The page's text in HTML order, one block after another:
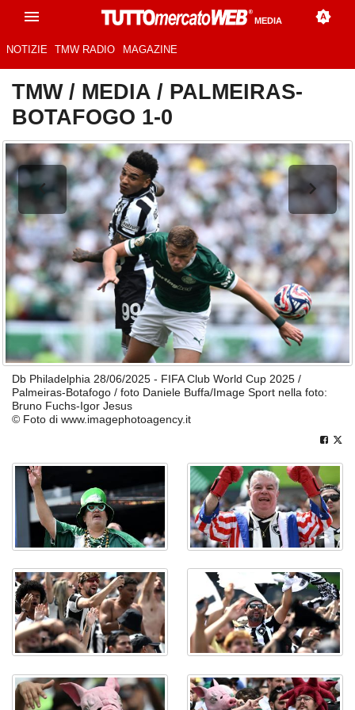
MEDIA
NOTIZIE TMW RADIO MAGAZINE
TMW/ MEDIA / PALMEIRAS-
BOTAFOGO 1-0
Db Philadelphia 28/06/2025 - FIFA Club World Cup 2025 /
Palmeiras-Botafogo / foto Daniele Buffa/Image Sport nella foto:
Bruno Fuchs-Igor Jesus
© Foto di www.imagephotoagency.it